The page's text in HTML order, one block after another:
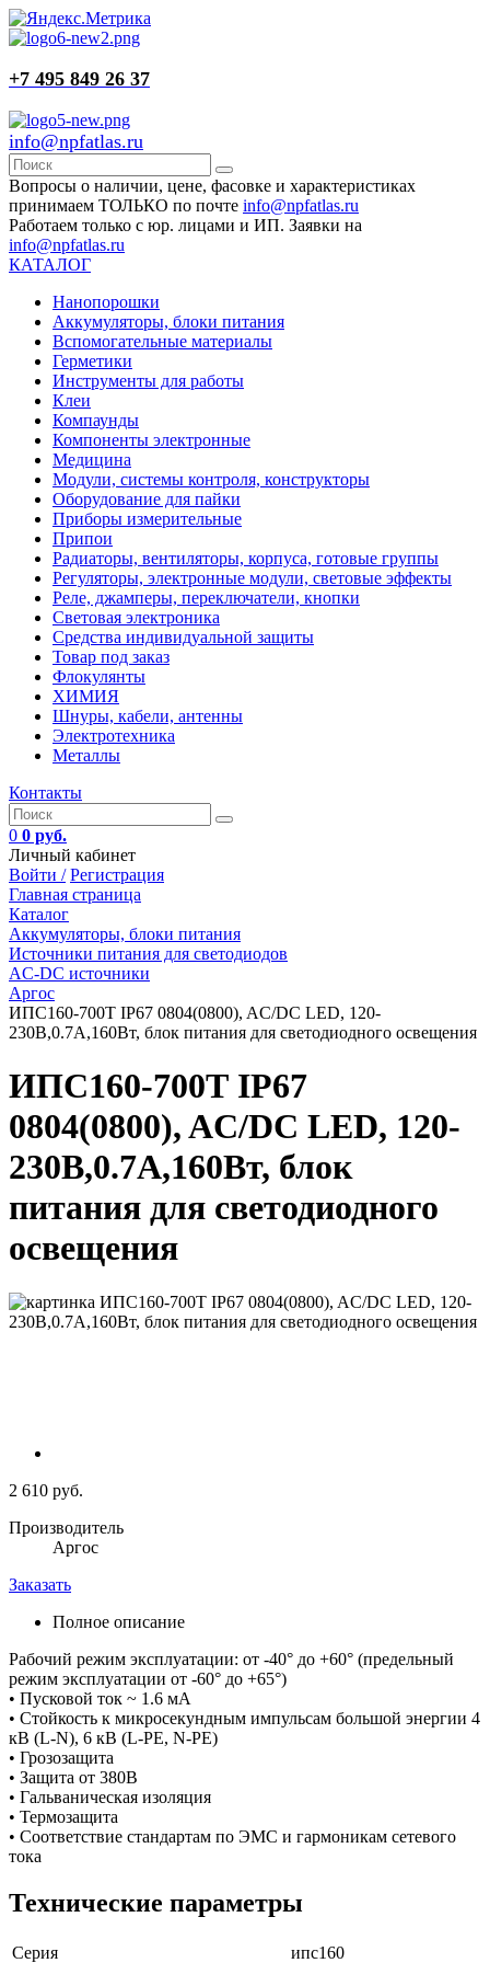
+7 495 849 26 37
info@npfatlas.ru
Вопросы о наличии, цене, фасовке и характеристиках
принимаем ТОЛЬКО по почте info@npfatlas.ru
Работаем только с юр. лицами и ИП. Заявки на
info@npfatlas.ru
КАТАЛОГ
Нанопорошки
Аккумуляторы, блоки питания
Вспомогательные материалы
Герметики
Инструменты для работы
Клеи
Компаунды
Компоненты электронные
Медицина
Модули, системы контроля, конструкторы
Оборудование для пайки
Приборы измерительные
Припои
Радиаторы, вентиляторы, корпуса, готовые группы
Регуляторы, электронные модули, световые эффекты
Реле, джамперы, переключатели, кнопки
Световая электроника
Средства индивидуальной защиты
Товар под заказ
Флокулянты
ХИМИЯ
Шнуры, кабели, антенны
Электротехника
Металлы
Контакты
0 0 руб.
Личный кабинет
Войти / Регистрация
Главная страница
Каталог
Аккумуляторы, блоки питания
Источники питания для светодиодов
AC-DC источники
Аргос
ИПС160-700Т IP67 0804(0800), AC/DC LED, 120-
230В,0.7А,160Вт, блок питания для светодиодного освещения
ИПС160-700Т IP67
0804(0800), AC/DC LED, 120-
230В,0.7А,160Вт, блок
питания для светодиодного
освещения
2 610 руб.
Производитель
Аргос
Заказать
Полное описание
Рабочий режим эксплуатации: от -40° до +60° (предельный
режим эксплуатации от -60° до +65°)
• Пусковой ток ~ 1.6 мА
• Стойкость к микросекундным импульсам большой энергии 4
кВ (L-N), 6 кВ (L-PE, N-PE)
• Грозозащита
• Защита от 380В
• Гальваническая изоляция
• Термозащита
• Соответствие стандартам по ЭМС и гармоникам сетевого
тока
Технические параметры
Серия ипс160